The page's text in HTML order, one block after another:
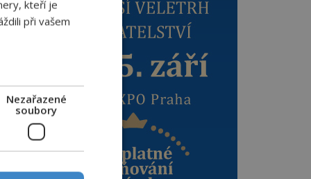
kteří je
při vašem
Nezařazené
soubory